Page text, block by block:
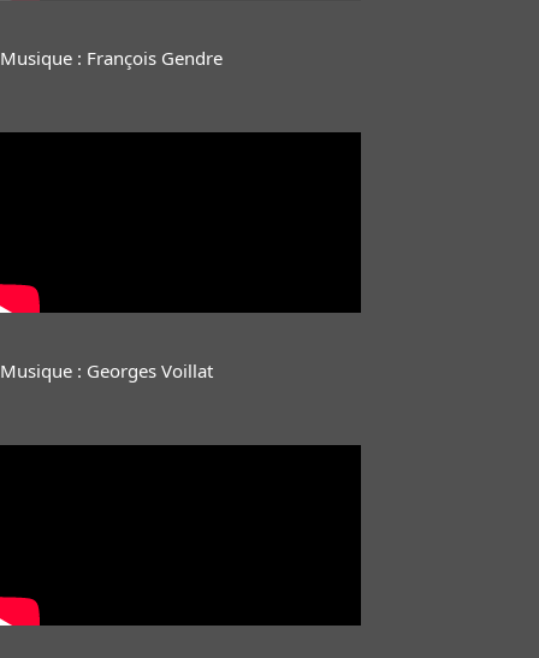
Musique : François Gendre
Musique : Georges Voillat